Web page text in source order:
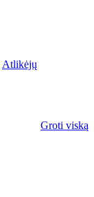
Atlikėjų
Groti viską